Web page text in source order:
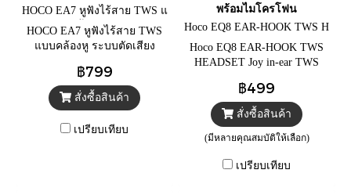
HOCO EA7 หูฟังไร้สาย TWS แ
บบคล้องหู=Black
HOCO EA7 หูฟังไร้สาย TWS
แบบคล้องหู ระบบตัดเสียง
ชม. BT 5.4 หูฟังบลูทูธ
฿799
สั่งซื้อสินค้า
เปรียบเทียบ
พร้อมไมโครโฟน
Hoco EQ8 EAR-HOOK TWS H
EADSET=Black
Hoco EQ8 EAR-HOOK TWS
HEADSET Joy in-ear TWS
บลูทูธไร้สาย BT5.3 พร้อม
ไมโครโฟน
฿499
สั่งซื้อสินค้า
(มีหลายคุณสมบัติให้เลือก)
เปรียบเทียบ